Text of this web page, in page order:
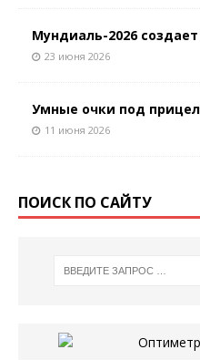
Мундиаль-2026
23 июня 2026
Умные очки под
11 июня 2026
ПОИСК ПО САЙТУ